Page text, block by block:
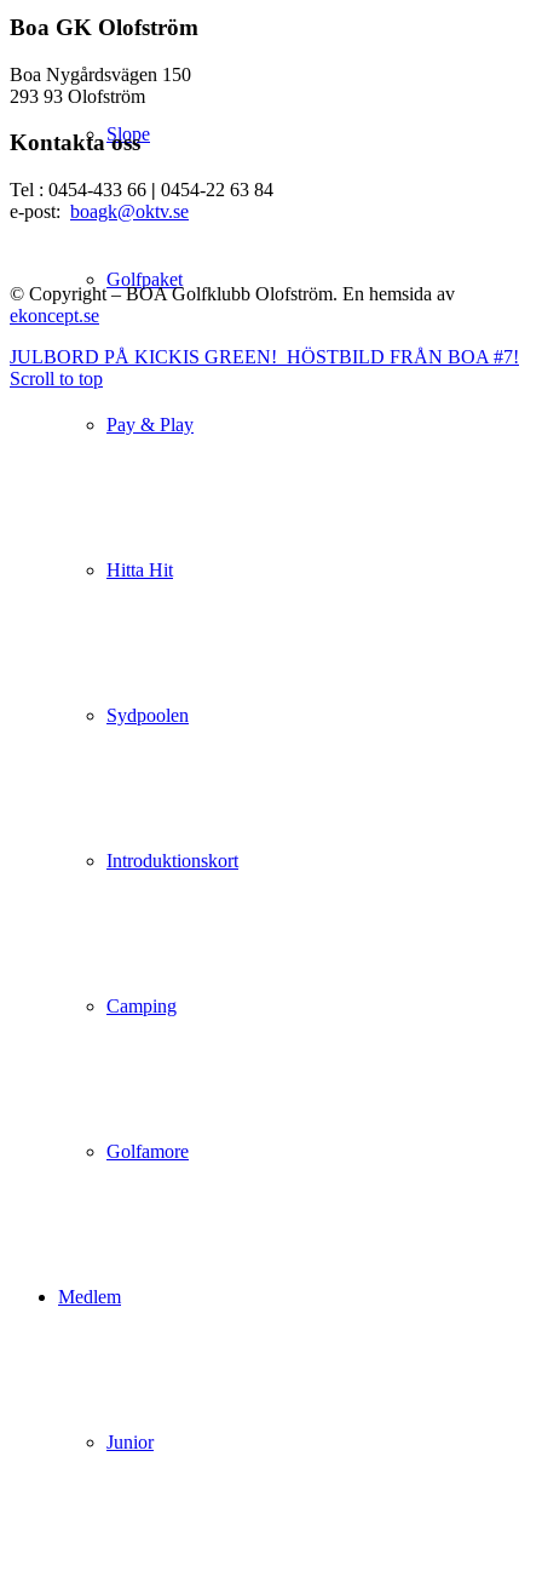
Slope
Golfpaket
Pay & Play
Hitta Hit
Sydpoolen
Introduktionskort
Camping
Golfamore
Medlem
Junior
Boa GK Olofström
Boa Nygårdsvägen 150
293 93 Olofström
Kontakta oss
Tel : 0454-433 66 | 0454-22 63 84
e-post: boagk@oktv.se
© Copyright – BOA Golfklubb Olofström. En hemsida av
ekoncept.se
JULBORD PÅ KICKIS GREEN! HÖSTBILD FRÅN BOA #7!
Scroll to top